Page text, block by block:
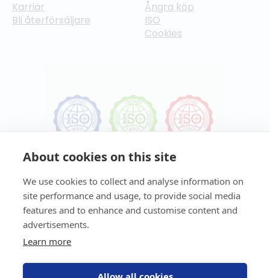
About cookies on this site
We use cookies to collect and analyse information on
site performance and usage, to provide social media
features and to enhance and customise content and
advertisements.
Learn more
Karriär
Bli återförsäljare
Ångra köp
ISO
Cookies
Missa inte senaste uppdateringar, nyheterna eller